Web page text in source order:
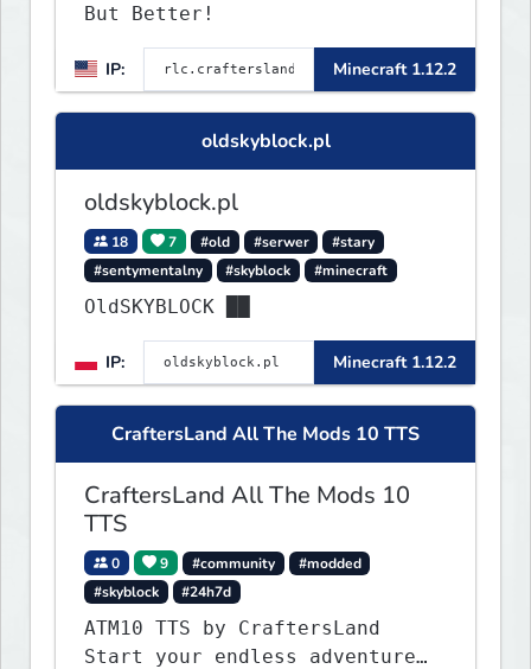
But Better!
IP: Minecraft 1.12.2
oldskyblock.pl
oldskyblock.pl
18 7 #old #serwer
#stary
#sentymentalny
#skyblock #minecraft
OldSKYBLOCK ██
IP: Minecraft 1.12.2
CraftersLand All The Mods 10 TTS
CraftersLand All The Mods 10
TTS
0 9 #community
#modded
#skyblock
#24h7d
ATM10 TTS by CraftersLand
Start your endless adventure